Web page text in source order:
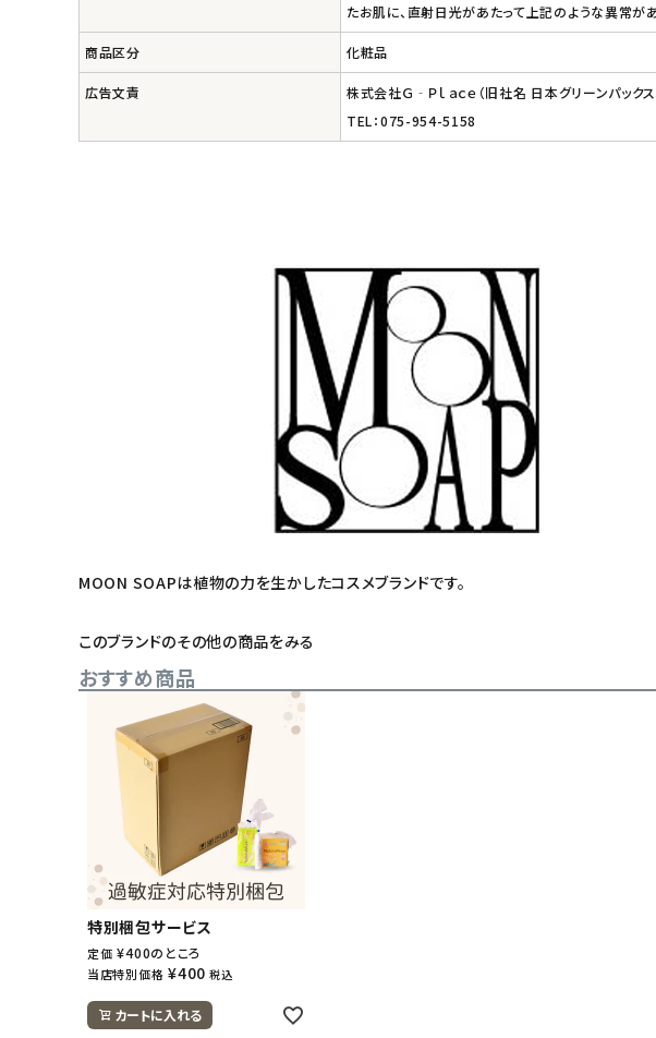
コラム・スタッフのおすすめ
たお肌に、直射日光があたって上記のような異常が
商品区分 化粧品
広告文責
株式会社Ｇ‐Ｐｌａｃｅ（旧社名 日本グリーンパック
TEL：075-954-5158
MOON SOAPは植物の力を生かしたコスメブランドです。
このブランドのその他の商品をみる
おすすめ商品
特別梱包サービス
定価 ¥400のところ
当店特別価格 ¥400 税込
カートに入れる